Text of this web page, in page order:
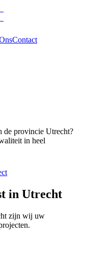
Contact
de provincie Utrecht?
in heel
in Utrecht
zijn wij uw